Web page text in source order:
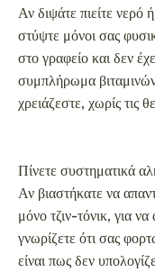
μόνο τζιν-τόνικ, για να
γνωρίζετε ότι σας
είναι πως δεν
το finger food που
άθροισμα θερμίδων
να περιορίσετε το
κάθε φορά που
προσπάθειες όλης της